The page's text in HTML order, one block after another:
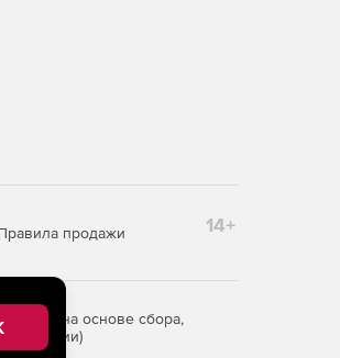
продажи 14+
на основе сбора,